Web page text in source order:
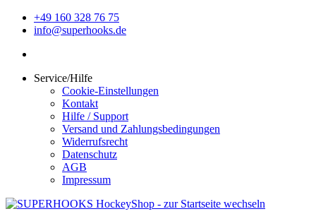
+49 160 328 76 75
info@superhooks.de
Service/Hilfe
Cookie-Einstellungen
Kontakt
Hilfe / Support
Versand und Zahlungsbedingungen
Widerrufsrecht
Datenschutz
AGB
Impressum